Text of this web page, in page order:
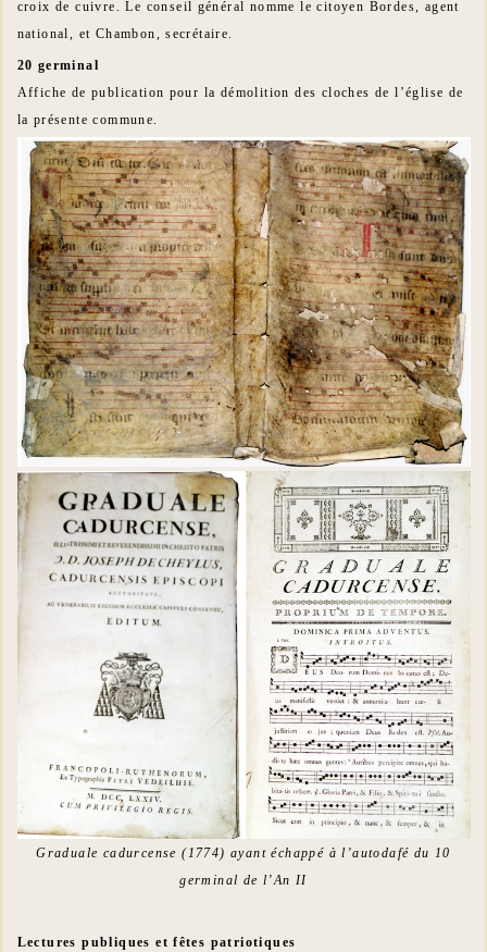
croix de cuivre. Le conseil général nomme le citoyen Bordes, agent
national, et Chambon, secrétaire.
20 germinal
Affiche de publication pour la démolition des cloches de l’église de
la présente commune.
Graduale cadurcense (1774) ayant échappé à l’autodafé du 10
germinal de l’An II
Lectures publiques et fêtes patriotiques